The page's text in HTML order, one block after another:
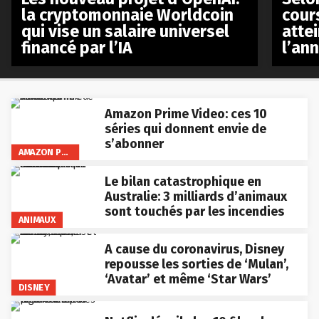
AMAZON PRIME VIDEO
Amazon Prime Video: ces 10
séries qui donnent envie de
s’abonner
ANIMAUX
Le bilan catastrophique en
Australie: 3 milliards d’animaux
sont touchés par les incendies
DISNEY
A cause du coronavirus, Disney
repousse les sorties de ‘Mulan’,
‘Avatar’ et même ‘Star Wars’
la cryptomonnaie Worldcoin
qui vise un salaire universel
financé par l’IA